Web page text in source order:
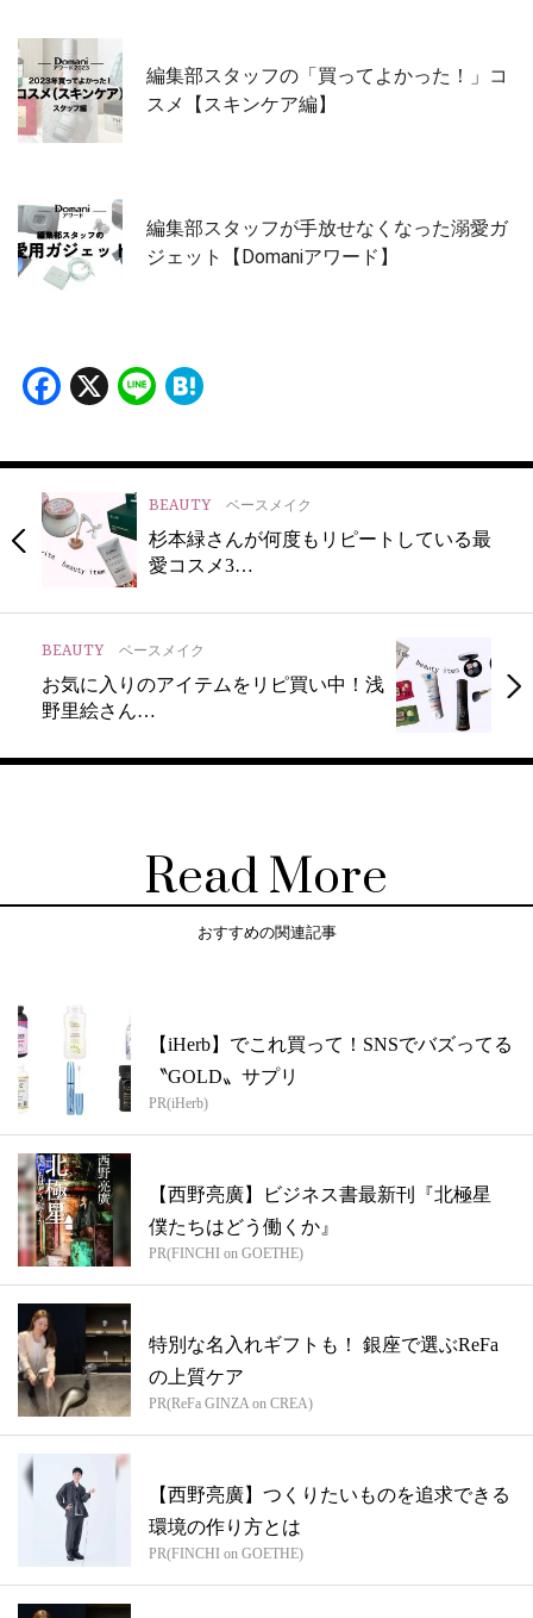
編集部スタッフの「買ってよかった！」コ
スメ【スキンケア編】
編集部スタッフが手放せなくなった溺愛ガ
ジェット【Domaniアワード】
Facebook
X Line
BEAUTY ベースメイク
杉本緑さんが何度もリピートしている最
愛コスメ3…
BEAUTY ベースメイク
お気に入りのアイテムをリピ買い中！浅
野里絵さん…
Read More
おすすめの関連記事
【iHerb】でこれ買って！SNSでバズってる
〝GOLD〟サプリ
PR(iHerb)
【西野亮廣】ビジネス書最新刊『北極星
僕たちはどう働くか』
PR(FINCHI on GOETHE)
特別な名入れギフトも！ 銀座で選ぶReFa
の上質ケア
PR(ReFa GINZA on CREA)
【西野亮廣】つくりたいものを追求できる
環境の作り方とは
PR(FINCHI on GOETHE)